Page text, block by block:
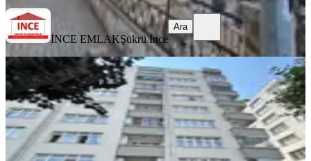
İNCE EMLAKŞükrü İnce
Ara
YENİ
Promade Emlak'tan 100.yıl
Bulvarında Ferah 3+1 Kiralık Daire
Samsun, İlkadım
3+1
135 m²·8. Kat·07.08.2026